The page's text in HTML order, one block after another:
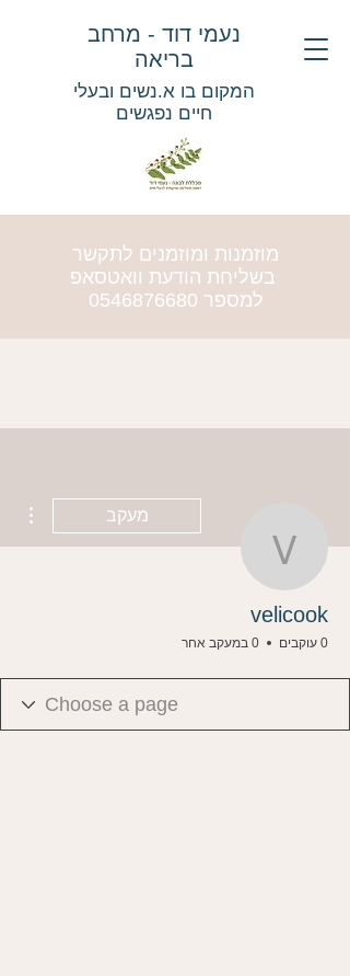
נעמי דוד - מרחב
בריאה
המקום בו א.נשים ובעלי
חיים נפגשים
מוזמנות ומוזמנים לתקשר
בשליחת הודעת וואטסאפ
למספר 0546876680
velicook
מעקב
velicook
0 עוקבים 0 במעקב אחר